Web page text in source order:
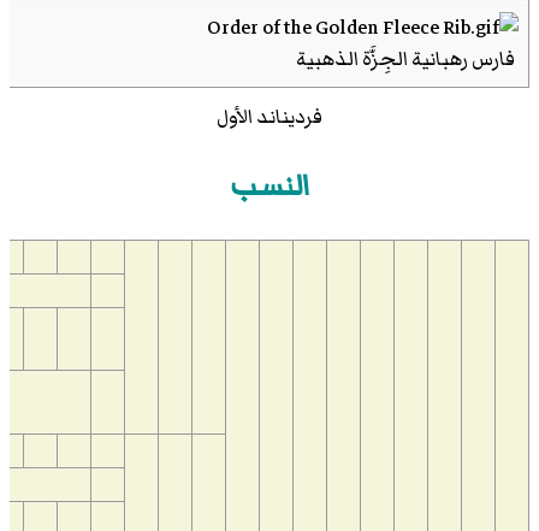
فارس رهبانية الجِزَّة الذهبية
فرديناند الأول
النسب